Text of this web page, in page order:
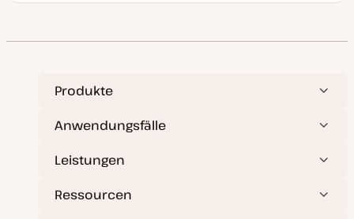
a
a
l
i
t
Produkte
Anwendungsfälle
Leistungen
Ressourcen